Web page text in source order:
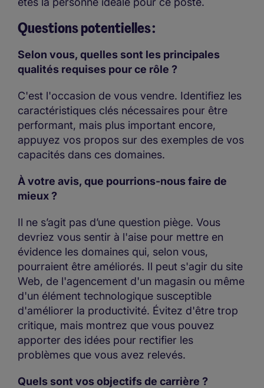
Questions potentielles :
Selon vous, quelles sont les principales
qualités requises pour ce rôle ?
C'est l'occasion de vous vendre. Identifiez les
caractéristiques clés nécessaires pour être
performant, mais plus important encore,
appuyez vos propos sur des exemples de vos
capacités dans ces domaines.
À votre avis, que pourrions-nous faire de
mieux ?
Il ne s’agit pas d’une question piège. Vous
devriez vous sentir à l'aise pour mettre en
évidence les domaines qui, selon vous,
pourraient être améliorés. Il peut s'agir du site
Web, de l'agencement d'un magasin ou même
d'un élément technologique susceptible
d'améliorer la productivité. Évitez d'être trop
critique, mais montrez que vous pouvez
apporter des idées pour rectifier les
problèmes que vous avez relevés.
Quels sont vos objectifs de carrière ?